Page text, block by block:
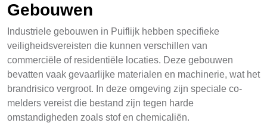
Gebouwen
Industriele gebouwen in Puiflijk hebben specifieke
veiligheidsvereisten die kunnen verschillen van
commerciële of residentiële locaties. Deze gebouwen
bevatten vaak gevaarlijke materialen en machinerie, wat het
brandrisico vergroot. In deze omgeving zijn speciale co-
melders vereist die bestand zijn tegen harde
omstandigheden zoals stof en chemicaliën.